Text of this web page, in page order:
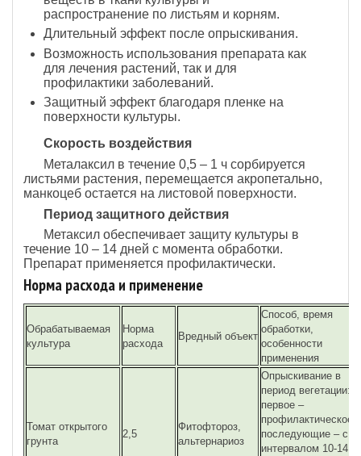
распространение по листьям и корням.
Длительный эффект после опрыскивания.
Возможность использования препарата как
для лечения растений, так и для
профилактики заболеваний.
Защитный эффект благодаря пленке на
поверхности культуры.
Скорость воздействия
Металаксил в течение 0,5 – 1 ч сорбируется
листьями растения, перемещается акропетально,
манкоцеб остается на листовой поверхности.
Период защитного действия
Метаксил обеспечивает защиту культуры в
течение 10 – 14 дней с момента обработки.
Препарат применяется профилактически.
Норма расхода и применение
Обрабатываемая
культура
Норма
расхода
Вредный объект
Способ, время
обработки,
особенности
применения
Томат открытого
грунта
2,5
Фитофтороз,
альтернариоз
Опрыскивание в
период вегетации:
первое –
профилактическое,
последующие – с
интервалом 10-14